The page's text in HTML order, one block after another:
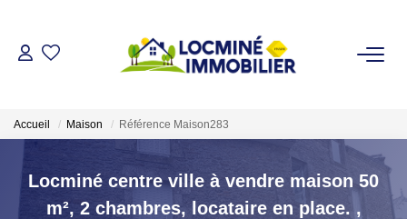
LOUER
Accueil Maison Référence Maison283
Locminé centre ville à vendre maison 50
m², 2 chambres, locataire en place. ,